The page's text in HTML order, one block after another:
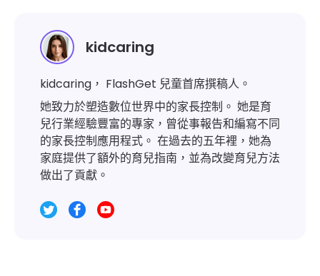
kidcaring
kidcaring， FlashGet 兒童首席撰稿人。
她致力於塑造數位世界中的家長控制。 她是育
兒行業經驗豐富的專家，曾從事報告和編寫不同
的家長控制應用程式。 在過去的五年裡，她為
家庭提供了額外的育兒指南，並為改變育兒方法
做出了貢獻。